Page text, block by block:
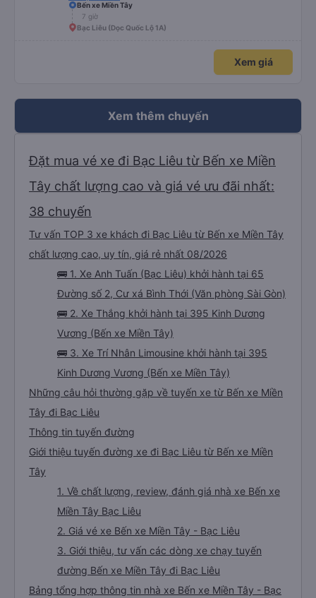
chưa biết cách thực hiện, hãy xem Google Maps hoạt động như thế nào,
&quot;B Bạn bị sao vậy?&quot; Chuyện gì xảy ra với bạn vậy?&quot; Bây giờ
là 2:30 và tôi đang nói về nó. ạn bằng xe bu lông Limousine. Tôi nghĩ tài xế
đã giúp tôi vì nhìn tôi quá ngu ngốc. Tôi vẫn đang nghĩ rằng sẽ rất nguy hiểm
Bến xe Miền Tây
7 giờ
Bạc Liêu (Dọc Quốc Lộ 1A)
Xem giá
Xem thêm chuyến
Đặt mua vé xe đi Bạc Liêu từ Bến xe Miền
Tây chất lượng cao và giá vé ưu đãi nhất:
38 chuyến
Tư vấn TOP 3 xe khách đi Bạc Liêu từ Bến xe Miền Tây
chất lượng cao, uy tín, giá rẻ nhất 08/2026
🚌 1. Xe Anh Tuấn (Bạc Liêu) khởi hành tại 65
Đường số 2, Cư xá Bình Thới (Văn phòng Sài Gòn)
🚌 2. Xe Thắng khởi hành tại 395 Kinh Dương
Vương (Bến xe Miền Tây)
🚌 3. Xe Trí Nhân Limousine khởi hành tại 395
Kinh Dương Vương (Bến xe Miền Tây)
Những câu hỏi thường gặp về tuyến xe từ Bến xe Miền
Tây đi Bạc Liêu
Thông tin tuyến đường
Giới thiệu tuyến đường xe đi Bạc Liêu từ Bến xe Miền
Tây
1. Về chất lượng, review, đánh giá nhà xe Bến xe
Miền Tây Bạc Liêu
2. Giá vé xe Bến xe Miền Tây - Bạc Liêu
3. Giới thiệu, tư vấn các dòng xe chạy tuyến
đường Bến xe Miền Tây đi Bạc Liêu
Bảng tổng hợp thông tin nhà xe Bến xe Miền Tây - Bạc